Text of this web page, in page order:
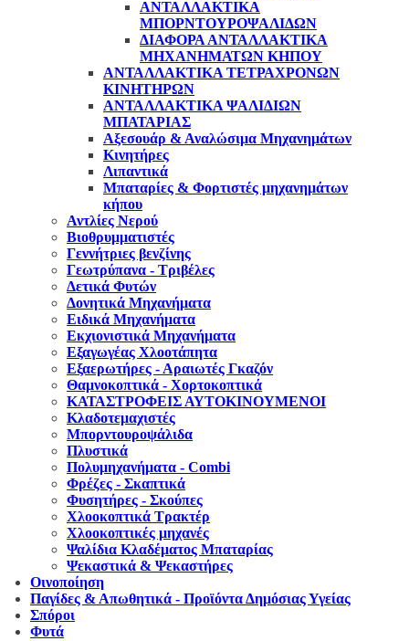
ΑΝΤΑΛΛΑΚΤΙΚΑ
ΜΠΟΡΝΤΟΥΡΟΨΑΛΙΔΩΝ
ΔΙΑΦΟΡΑ ΑΝΤΑΛΛΑΚΤΙΚΑ
ΜΗΧΑΝΗΜΑΤΩΝ ΚΗΠΟΥ
ΑΝΤΑΛΛΑΚΤΙΚΑ ΤΕΤΡΑΧΡΟΝΩΝ
ΚΙΝΗΤΗΡΩΝ
ΑΝΤΑΛΛΑΚΤΙΚΑ ΨΑΛΙΔΙΩΝ
ΜΠΑΤΑΡΙAΣ
Αξεσουάρ & Αναλώσιμα Μηχανημάτων
Κινητήρες
Λιπαντικά
Μπαταρίες & Φορτιστές μηχανημάτων
κήπου
Αντλίες Νερού
Βιοθρυμματιστές
Γεννήτριες βενζίνης
Γεωτρύπανα - Τριβέλες
Δετικά Φυτών
Δονητικά Μηχανήματα
Ειδικά Μηχανήματα
Εκχιονιστικά Μηχανήματα
Εξαγωγέας Χλοοτάπητα
Εξαερωτήρες - Αραιωτές Γκαζόν
Θαμνοκοπτικά - Χορτοκοπτικά
ΚΑΤΑΣΤΡΟΦΕΙΣ ΑΥΤΟΚΙΝΟΥΜΕΝΟΙ
Κλαδοτεμαχιστές
Μπορντουροψάλιδα
Πλυστικά
Πολυμηχανήματα - Combi
Φρέζες - Σκαπτικά
Φυσητήρες - Σκούπες
Χλοοκοπτικά Τρακτέρ
Χλοοκοπτικές μηχανές
Ψαλίδια Κλαδέματος Μπαταρίας
Ψεκαστικά & Ψεκαστήρες
Οινοποίηση
Παγίδες & Απωθητικά - Προϊόντα Δημόσιας Υγείας
Σπόροι
Φυτά